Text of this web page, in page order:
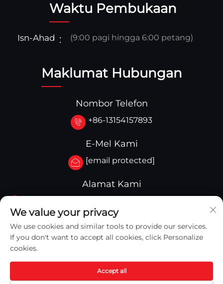
Waktu Pembukaan
Isn-Ahad (9:00 pagi hingga 6:00 petang)
Maklumat Hubungan
Nombor Telefon
+86-13154157893
E-Mel Kami
[email protected]
Alamat Kami
Qinghua Street,Yingkou Zone Yingkou,China
Hak Cipta © 2025 Yingkou Captain Machinery
We value your privacy
We use cookies and similar tools to provide our services.
If you don't want to accept all cookies, click Personalize
cookies.
Accept all